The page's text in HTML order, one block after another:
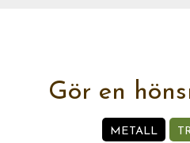
Gör en
METALL